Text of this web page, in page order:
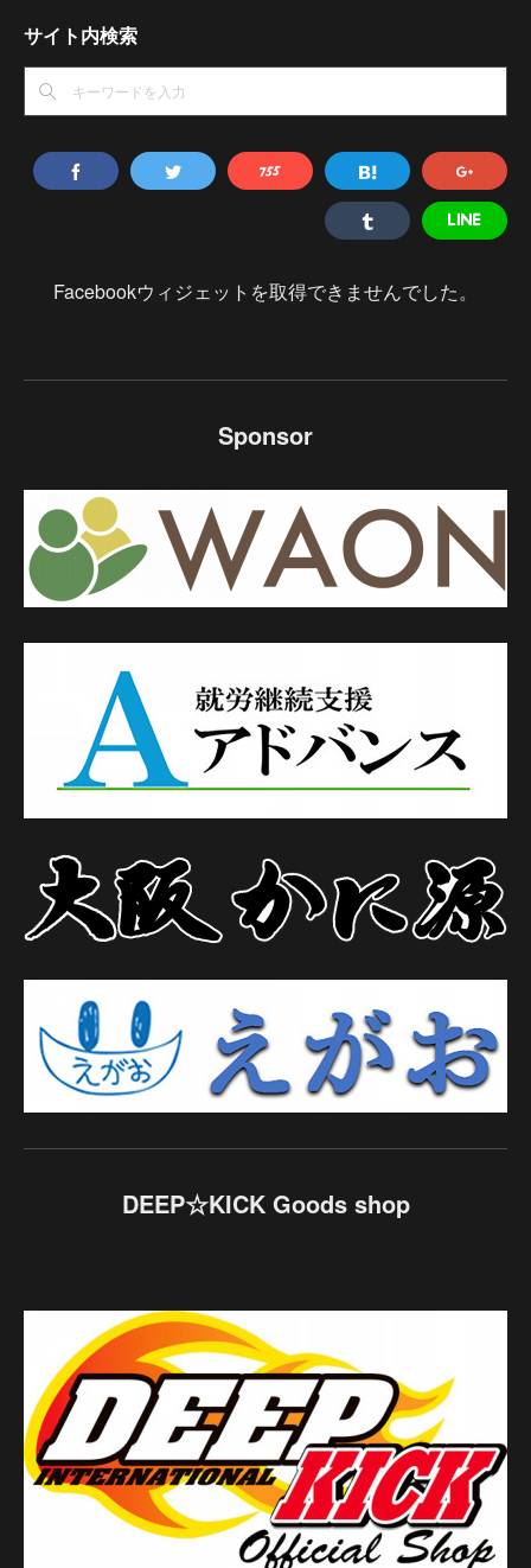
サイト内検索
Facebookウィジェットを取得できませんでした。
Sponsor
DEEP☆KICK Goods shop